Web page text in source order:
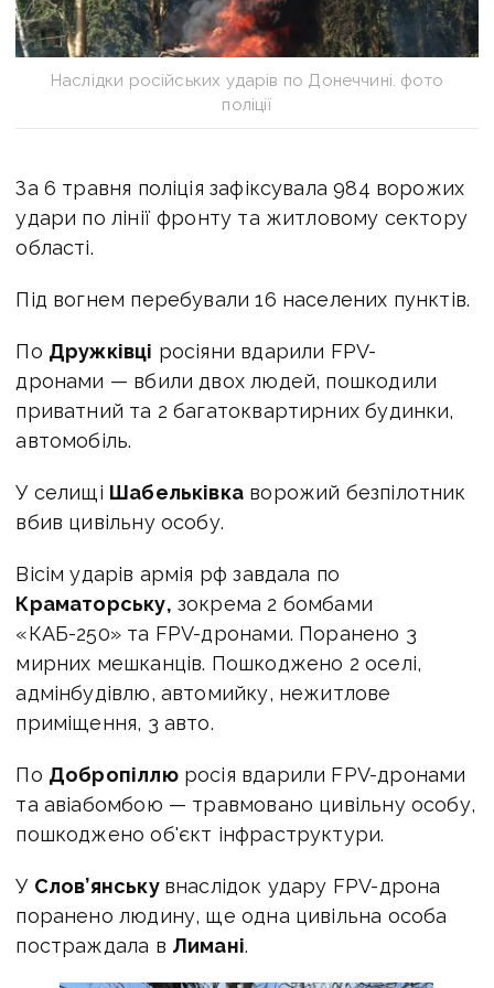
Наслідки російських ударів по Донеччині. фото
поліції
За 6 травня поліція зафіксувала 984 ворожих
удари по лінії фронту та житловому сектору
області.
Під вогнем перебували 16 населених пунктів.
По Дружківці росіяни вдарили FPV-
дронами — вбили двох людей, пошкодили
приватний та 2 багатоквартирних будинки,
автомобіль.
У селищі Шабельківка ворожий безпілотник
вбив цивільну особу.
Вісім ударів армія рф завдала по
Краматорську, зокрема 2 бомбами
«КАБ-250» та FPV-дронами. Поранено 3
мирних мешканців. Пошкоджено 2 оселі,
адмінбудівлю, автомийку, нежитлове
приміщення, 3 авто.
По Добропіллюросія вдарили FPV-дронами
та авіабомбою — травмовано цивільну особу,
пошкоджено об'єкт інфраструктури.
У Слов’янську внаслідок удару FPV-дрона
поранено людину, ще одна цивільна особа
постраждала в Лимані.